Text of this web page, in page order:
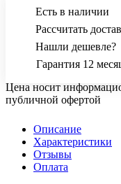
Есть в наличии
Рассчитать
Нашли дешевле?
Гарантия 12
Цена носит
публичной офертой
Описание
Характеристики
Отзывы
Оплата